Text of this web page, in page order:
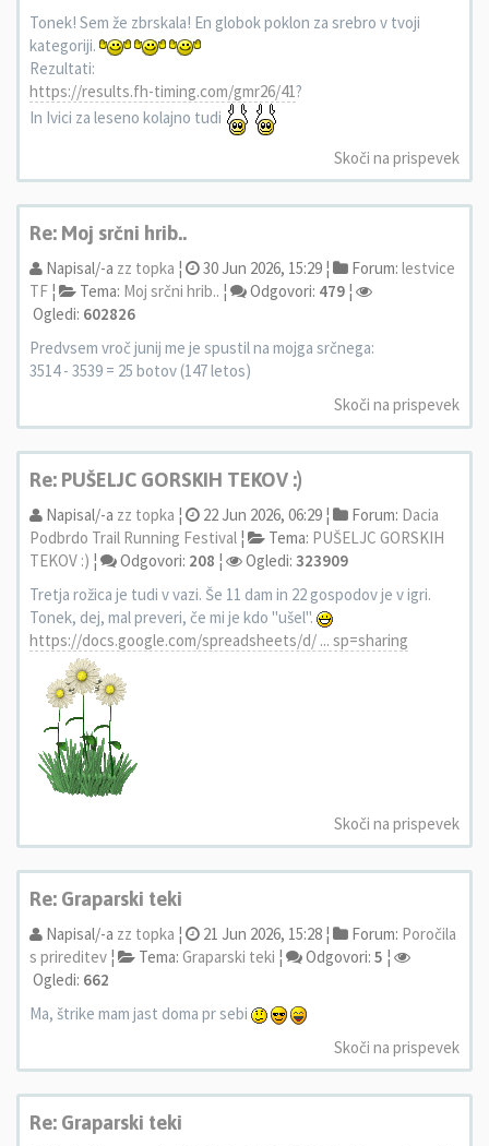
Tonek! Sem že zbrskala! En globok poklon za srebro v tvoji
kategoriji.
Rezultati:
https://results.fh-timing.com/gmr26/41?
In Ivici za leseno kolajno tudi
Skoči na prispevek
Re: Moj srčni hrib..
Napisal/-a zz topka ¦ 30 Jun 2026, 15:29 ¦ Forum: lestvice
TF ¦ Tema: Moj srčni hrib.. ¦ Odgovori: 479 ¦
Ogledi: 602826
Predvsem vroč junij me je spustil na mojga srčnega:
3514 - 3539 = 25 botov (147 letos)
Skoči na prispevek
Re: PUŠELJC GORSKIH TEKOV :)
Napisal/-a zz topka ¦ 22 Jun 2026, 06:29 ¦ Forum: Dacia
Podbrdo Trail Running Festival ¦ Tema: PUŠELJC GORSKIH
TEKOV :) ¦ Odgovori: 208 ¦ Ogledi: 323909
Tretja rožica je tudi v vazi. Še 11 dam in 22 gospodov je v igri.
Tonek, dej, mal preveri, če mi je kdo "ušel".
https://docs.google.com/spreadsheets/d/ ... sp=sharing
Skoči na prispevek
Re: Graparski teki
Napisal/-a zz topka ¦ 21 Jun 2026, 15:28 ¦ Forum: Poročila
s prireditev ¦ Tema: Graparski teki ¦ Odgovori: 5 ¦
Ogledi: 662
Ma, štrike mam jast doma pr sebi
Skoči na prispevek
Re: Graparski teki